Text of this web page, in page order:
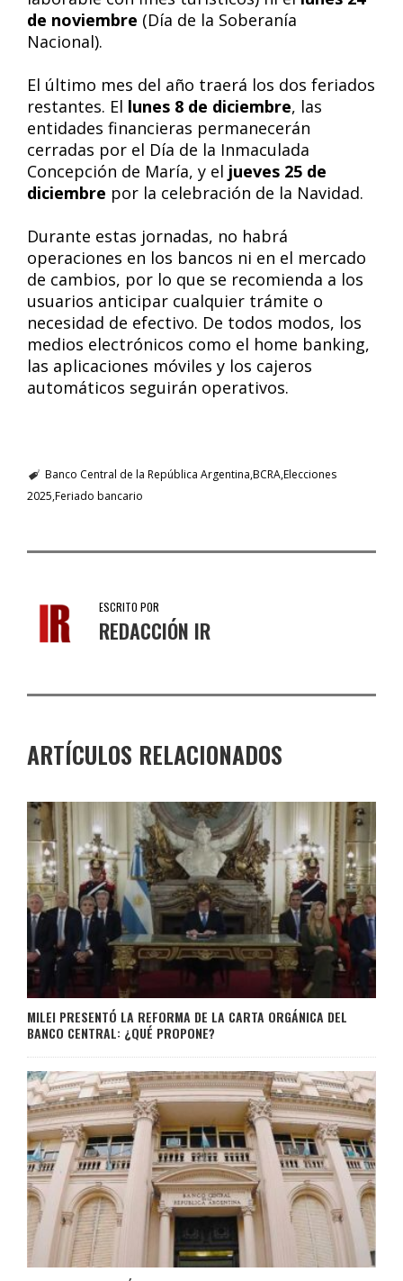
de noviembre (Día de la Soberanía
Nacional).
El último mes del año traerá los dos feriados
restantes. El lunes 8 de diciembre, las
entidades financieras permanecerán
cerradas por el Día de la Inmaculada
Concepción de María, y el jueves 25 de
diciembre por la celebración de la Navidad.
Durante estas jornadas, no habrá
operaciones en los bancos ni en el mercado
de cambios, por lo que se recomienda a los
usuarios anticipar cualquier trámite o
necesidad de efectivo. De todos modos, los
medios electrónicos como el home banking,
las aplicaciones móviles y los cajeros
automáticos seguirán operativos.
Banco Central de la República Argentina BCRAElecciones
2025 Feriado bancario
ESCRITO POR
REDACCIÓN IR
ARTÍCULOS RELACIONADOS
MILEI PRESENTÓ LA REFORMA DE LA CARTA ORGÁNICA DEL
BANCO CENTRAL: ¿QUÉ PROPONE?